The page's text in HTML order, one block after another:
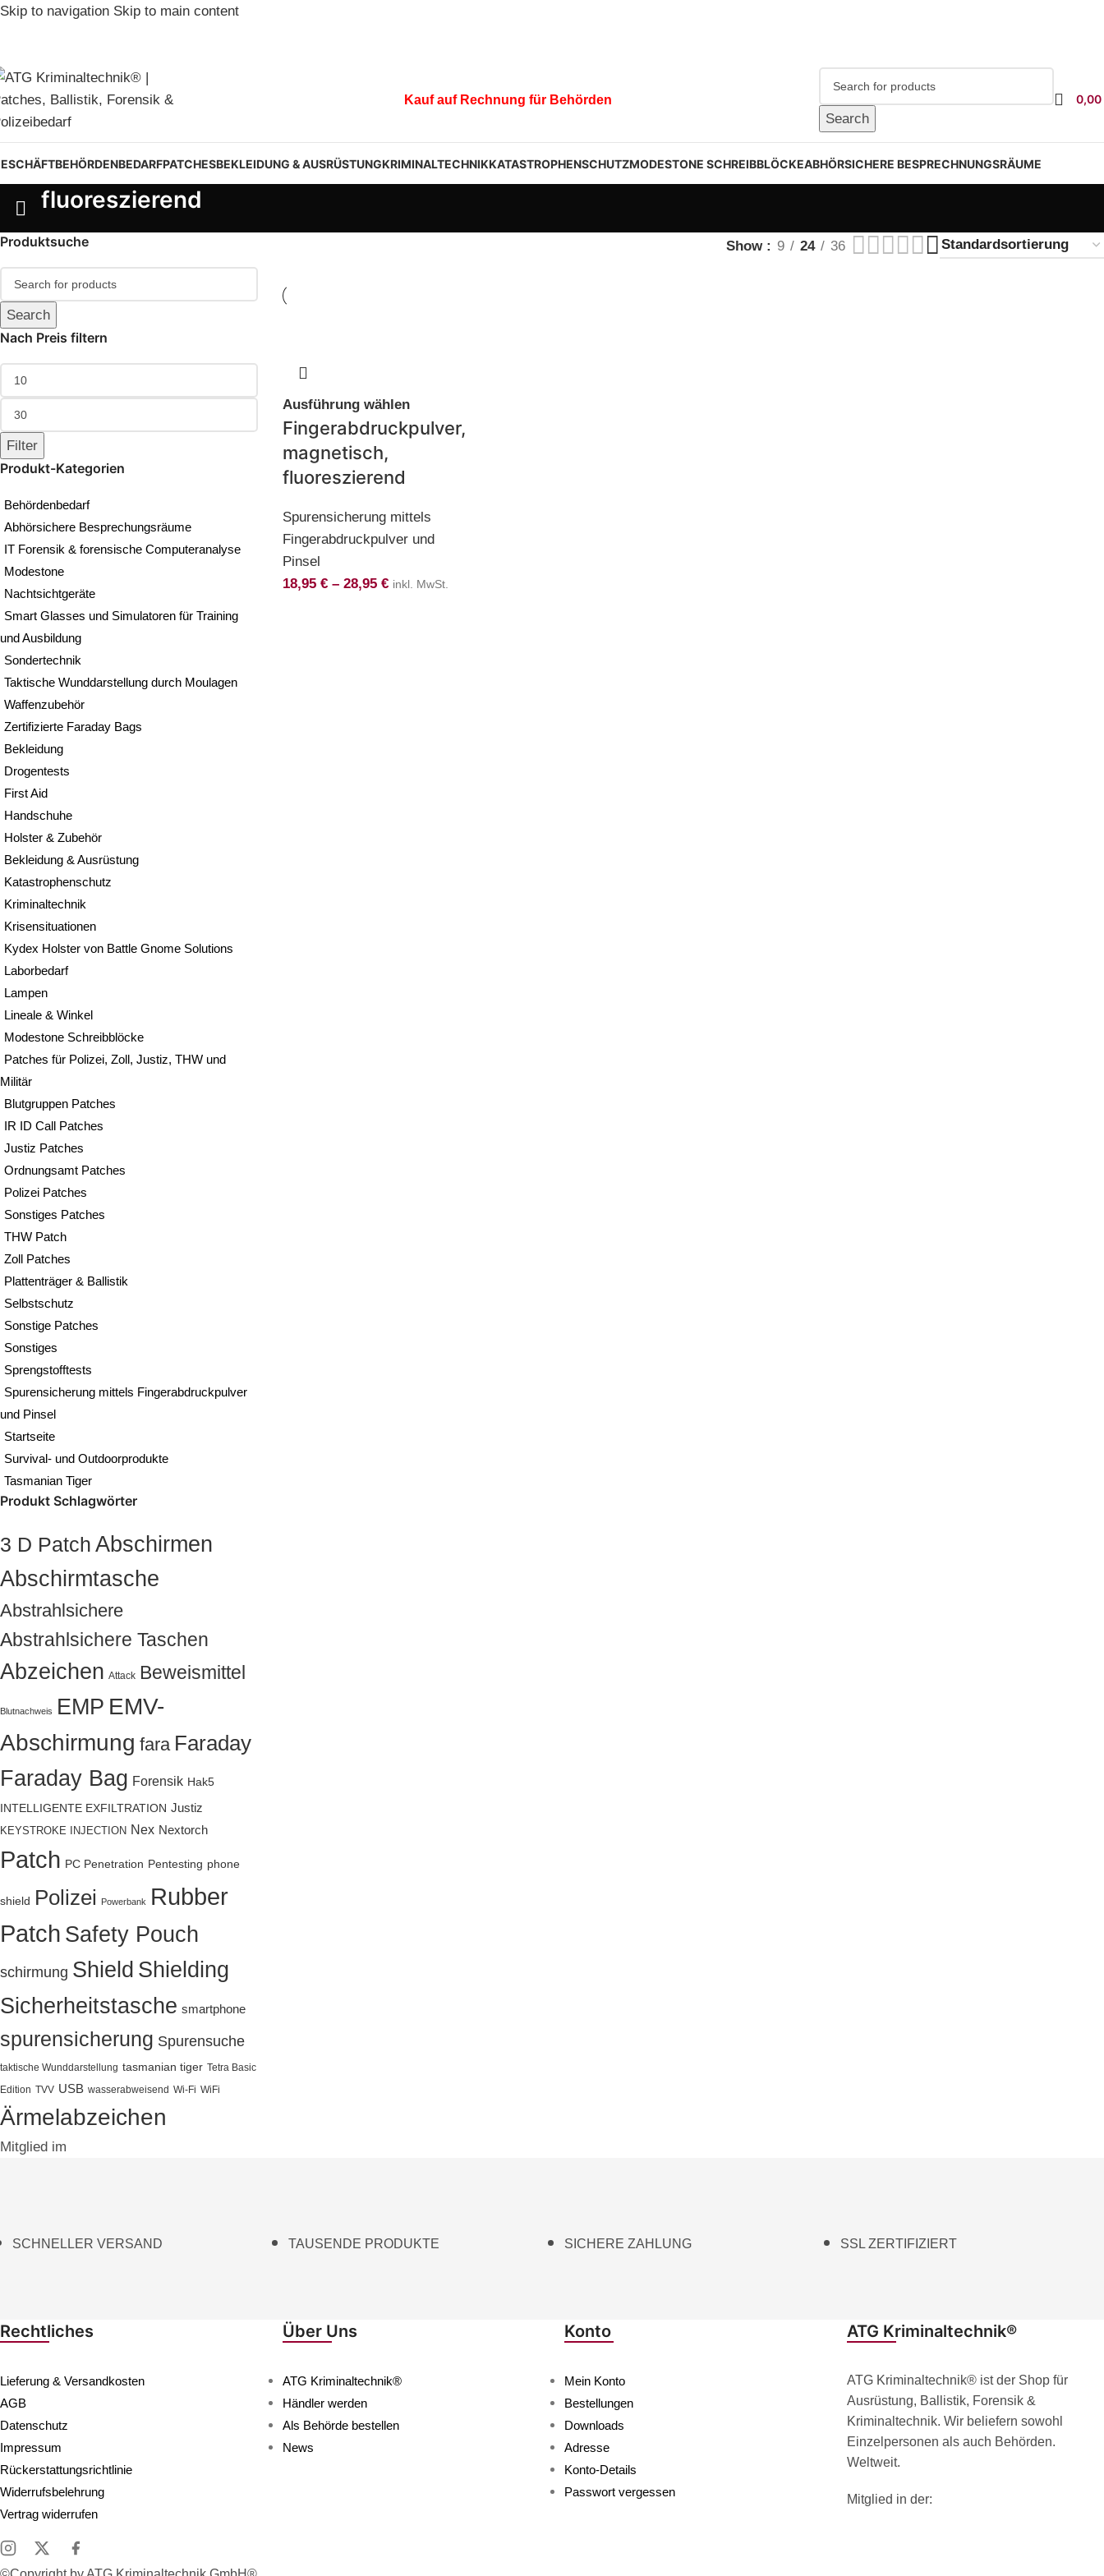
Skip to navigation Skip to main content
Kauf auf Rechnung für Behörden
Search
0,00
BEHÖRDENBEDARFPATCHESBEKLEIDUNG & AUSRÜSTUNGKRIMINALTECHNIKKATASTROPHENSCHUTZMODESTONE SCHREIBBLÖCKEABHÖRSICHERE BESPRECHNUNGSRÄUME
fluoreszierend
Produktsuche
Search
Nach Preis filtern
Filter
Produkt-Kategorien
Behördenbedarf
Abhörsichere Besprechungsräume
IT Forensik & forensische Computeranalyse
Modestone
Nachtsichtgeräte
Smart Glasses und Simulatoren für Training
und Ausbildung
Sondertechnik
Taktische Wunddarstellung durch Moulagen
Waffenzubehör
Zertifizierte Faraday Bags
Bekleidung
Drogentests
First Aid
Handschuhe
Holster & Zubehör
Bekleidung & Ausrüstung
Katastrophenschutz
Kriminaltechnik
Krisensituationen
Kydex Holster von Battle Gnome Solutions
Laborbedarf
Lampen
Lineale & Winkel
Modestone Schreibblöcke
Patches für Polizei, Zoll, Justiz, THW und
Militär
Blutgruppen Patches
IR ID Call Patches
Justiz Patches
Ordnungsamt Patches
Polizei Patches
Sonstiges Patches
THW Patch
Zoll Patches
Plattenträger & Ballistik
Selbstschutz
Sonstige Patches
Sonstiges
Sprengstofftests
Spurensicherung mittels Fingerabdruckpulver
und Pinsel
Startseite
Survival- und Outdoorprodukte
Tasmanian Tiger
Produkt Schlagwörter
3 D Patch Abschirmen
Abschirmtasche
Abstrahlsichere
Abstrahlsichere Taschen
Abzeichen Attack Beweismittel
Blutnachweis EMP EMV-
Abschirmung fara Faraday
Faraday Bag Forensik Hak5
INTELLIGENTE EXFILTRATION Justiz
KEYSTROKE INJECTION Nex Nextorch
Patch PC Penetration Pentesting phone
shield Polizei Powerbank
Rubber
Patch Safety Pouch
schirmung Shield Shielding
Sicherheitstasche smartphone
spurensicherung Spurensuche
taktische Wunddarstellung tasmanian tiger Tetra Basic
Edition TVV USB wasserabweisend Wi-Fi WiFi
Ärmelabzeichen
Show 9 24 36
Ausführung wählen
Fingerabdruckpulver,
magnetisch,
fluoreszierend
Spurensicherung mittels
Fingerabdruckpulver und
Pinsel
18,95 €– 28,95 € inkl. MwSt.
Mitglied im
SCHNELLER VERSAND TAUSENDE PRODUKTE SICHERE ZAHLUNG SSL ZERTIFIZIERT
Rechtliches
Lieferung & Versandkosten
AGB
Datenschutz
Impressum
Rückerstattungsrichtlinie
Widerrufsbelehrung
Vertrag widerrufen
Über Uns
ATG Kriminaltechnik®
Händler werden
Als Behörde bestellen
News
Konto
Mein Konto
Bestellungen
Downloads
Adresse
Konto-Details
Passwort vergessen
ATG Kriminaltechnik®
ATG Kriminaltechnik® ist der Shop für
Ausrüstung, Ballistik, Forensik &
Kriminaltechnik. Wir beliefern sowohl
Einzelpersonen als auch Behörden.
Weltweit.
Mitglied in der: